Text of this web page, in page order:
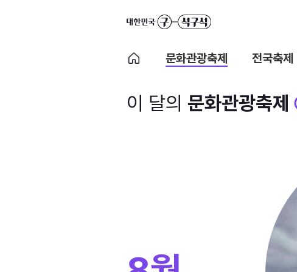
문화관광축제 전국축제
이 달의 문화관광축제